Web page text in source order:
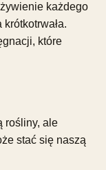
każdego
które
rośliny, ale
stać się naszą